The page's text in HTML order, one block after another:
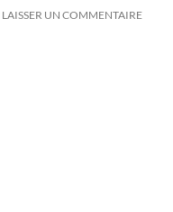
LAISSER UN COMMENTAIRE